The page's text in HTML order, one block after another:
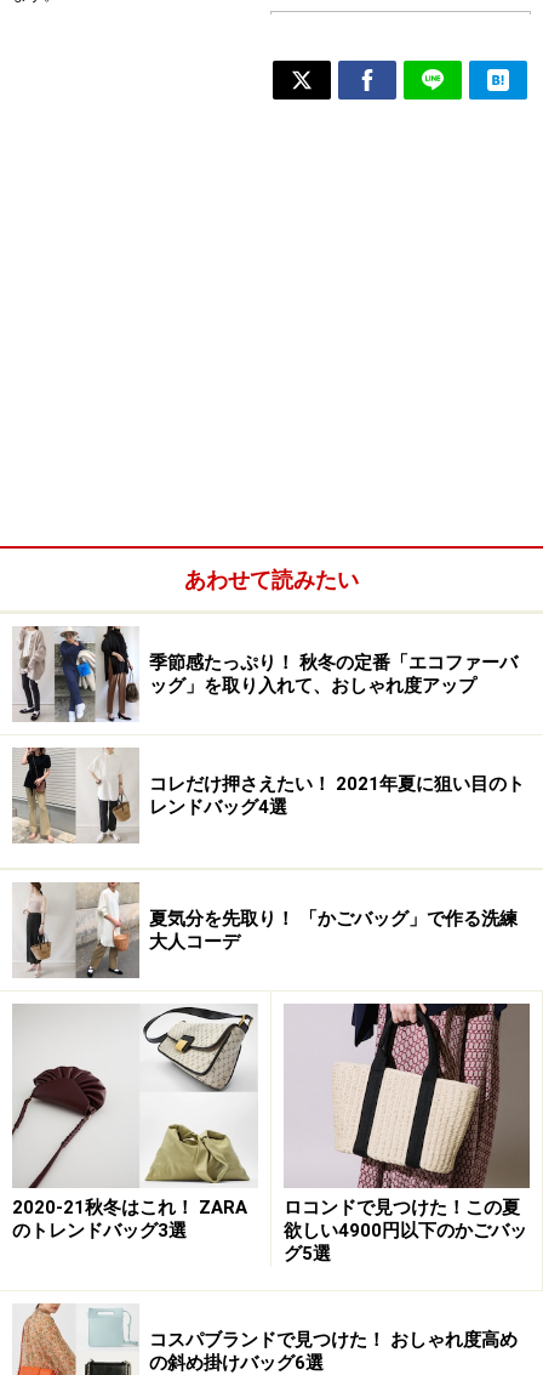
あわせて読みたい
季節感たっぷり！ 秋冬の定番「エコファーバ
ッグ」を取り入れて、おしゃれ度アップ
コレだけ押さえたい！ 2021年夏に狙い目のト
レンドバッグ4選
夏気分を先取り！ 「かごバッグ」で作る洗練
大人コーデ
2020-21秋冬はこれ！ ZARA
のトレンドバッグ3選
ロコンドで見つけた！この夏
欲しい4900円以下のかごバッ
グ5選
コスパブランドで見つけた！ おしゃれ度高め
の斜め掛けバッグ6選